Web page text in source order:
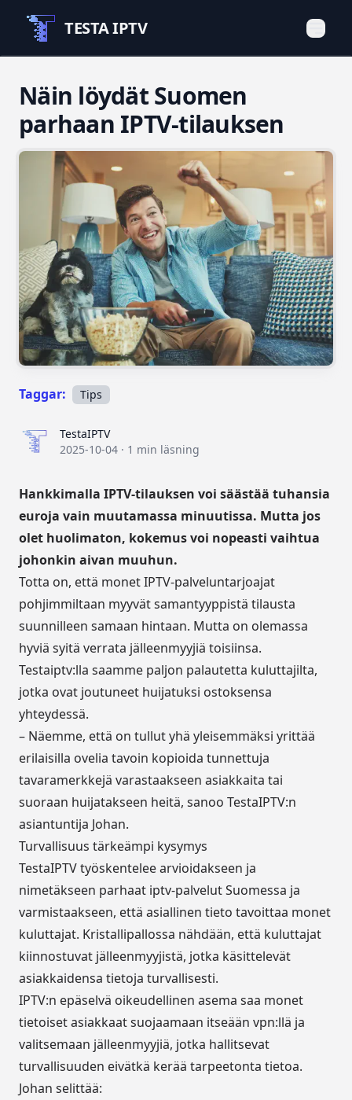
TESTA IPTV
Näin löydät Suomen
parhaan IPTV-tilauksen
Taggar: Tips
TestaIPTVTestaIPTV
2025-10-04 · 1 min läsning
Hankkimalla IPTV-tilauksen voi säästää tuhansia
euroja vain muutamassa minuutissa. Mutta jos
olet huolimaton, kokemus voi nopeasti vaihtua
johonkin aivan muuhun.
Totta on, että monet IPTV-palveluntarjoajat
pohjimmiltaan myyvät samantyyppistä tilausta
suunnilleen samaan hintaan. Mutta on olemassa
hyviä syitä verrata jälleenmyyjiä toisiinsa.
Testаiptv:lla saamme paljon palautetta kuluttajilta,
jotka ovat joutuneet huijatuksi ostoksensa
yhteydessä.
– Näemme, että on tullut yhä yleisemmäksi yrittää
erilaisilla ovelia tavoin kopioida tunnettuja
tavaramerkkejä varastaakseen asiakkaita tai
suoraan huijatakseen heitä, sanoo TestaIPTV:n
asiantuntija Johan.
Turvallisuus tärkeämpi kysymys
TestaIPTV työskentelee arvioidakseen ja
nimetäkseen parhaat iptv-palvelut Suomessa ja
varmistaakseen, että asiallinen tieto tavoittaa monet
kuluttajat. Kristallipallossa nähdään, että kuluttajat
kiinnostuvat jälleenmyyjistä, jotka käsittelevät
asiakkaidensa tietoja turvallisesti.
IPTV:n epäselvä oikeudellinen asema saa monet
tietoiset asiakkaat suojaamaan itseään vpn:llä ja
valitsemaan jälleenmyyjiä, jotka hallitsevat
turvallisuuden eivätkä kerää tarpeetonta tietoa.
Johan selittää: